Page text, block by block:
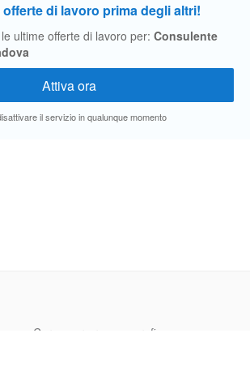
di lavoro prima degli altri!
ultime offerte di lavoro per: Consulente
il servizio in qualunque momento
Cerca per area geografica